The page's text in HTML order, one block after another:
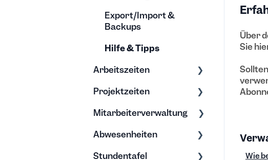
Über
Sie
Wie
Export/Import &
Backups
Hilfe & Tipps
Arbeitszeiten
Zeiten erfassen
Zeiten bearbeiten
Projektzeiten
Erfassung &
Mitarbeiterverwaltung
Bearbeitung &
Abwesenheiten
Allgemein
Stundentafel